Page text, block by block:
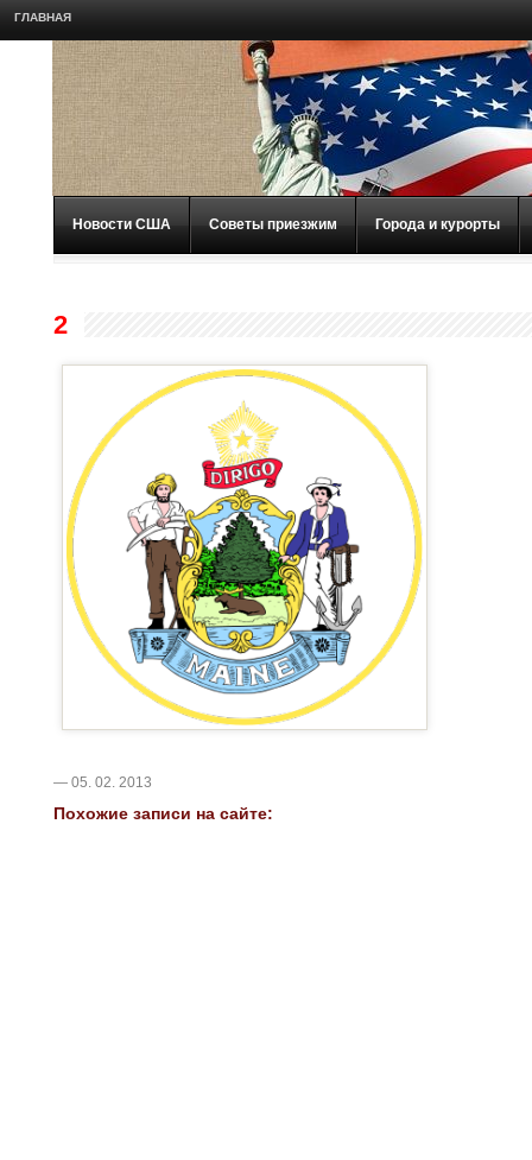
ГЛАВНАЯ
Новости США Советы приезжим Города и курорты
2
— 05. 02. 2013
Похожие записи на сайте: